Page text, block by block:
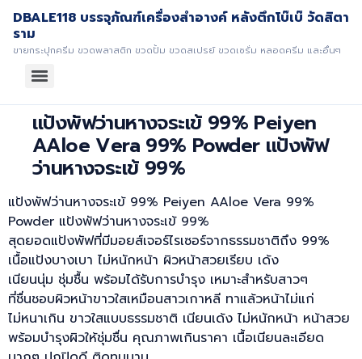
DBALE118 บรรจุภัณฑ์เครื่องสำอางค์ หลังตึกโบ๊เบ๊ วัดสิตา
ราม
ขายกระปุกครีม ขวดพลาสติก ขวดปั้ม ขวดสเปรย์ ขวดเซรั่ม หลอดครีม และอื่นๆ
แป้งพัฟว่านหางจระเข้ 99% Peiyen
AAloe Vera 99% Powder แป้งพัฟ
ว่านหางจระเข้ 99%
แป้งพัฟว่านหางจระเข้ 99% Peiyen AAloe Vera 99%
Powder แป้งพัฟว่านหางจระเข้ 99%
สุดยอดแป้งพัฟที่มีมอยส์เจอร์ไรเซอร์จากธรรมชาติถึง 99%
เนื้อแป้งบางเบา ไม่หนักหน้า ผิวหน้าสวยเรียบ เด้ง
เนียนนุ่ม ชุ่มชื้น พร้อมได้รับการบำรุง เหมาะสำหรับสาวๆ
ที่ชื่นชอบผิวหน้าขาวใสเหมือนสาวเกาหลี ทาแล้วหน้าไม่แก่
ไม่หนาเกิน ขาวใสแบบธรรมชาติ เนียนเด้ง ไม่หนักหน้า หน้าสวย
พร้อมบำรุงผิวให้ชุ่มชื่น คุณภาพเกินราคา เนื้อเนียนละเอียด